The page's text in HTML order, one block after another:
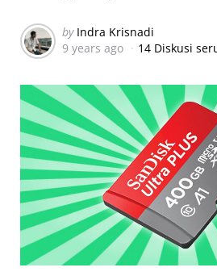
Posted
by
by Indra Krisnadi
9 years ago
14 Diskusi